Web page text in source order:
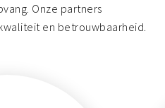
Onze partners
en betrouwbaarheid.